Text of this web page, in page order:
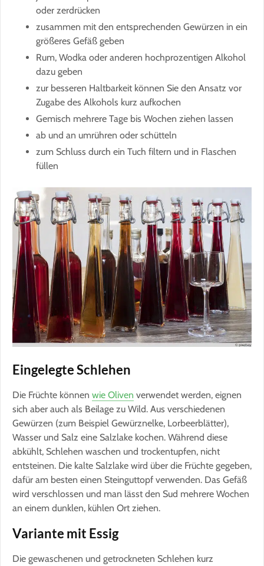
oder zerdrücken
zusammen mit den entsprechenden Gewürzen in ein
größeres Gefäß geben
Rum, Wodka oder anderen hochprozentigen Alkohol
dazu geben
zur besseren Haltbarkeit können Sie den Ansatz vor
Zugabe des Alkohols kurz aufkochen
Gemisch mehrere Tage bis Wochen ziehen lassen
ab und an umrühren oder schütteln
zum Schluss durch ein Tuch filtern und in Flaschen
füllen
Eingelegte Schlehen
Die Früchte können wie Oliven verwendet werden, eignen
sich aber auch als Beilage zu Wild. Aus verschiedenen
Gewürzen (zum Beispiel Gewürznelke, Lorbeerblätter),
Wasser und Salz eine Salzlake kochen. Während diese
abkühlt, Schlehen waschen und trockentupfen, nicht
entsteinen. Die kalte Salzlake wird über die Früchte gegeben,
dafür am besten einen Steinguttopf verwenden. Das Gefäß
wird verschlossen und man lässt den Sud mehrere Wochen
an einem dunklen, kühlen Ort ziehen.
Variante mit Essig
Die gewaschenen und getrockneten Schlehen kurz